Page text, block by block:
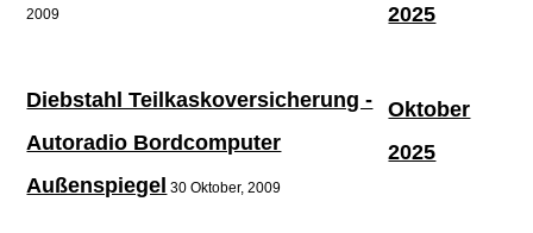
2009
Diebstahl Teilkaskoversicherung -
Autoradio Bordcomputer
Außenspiegel 30 Oktober, 2009
2025
Oktober
2025